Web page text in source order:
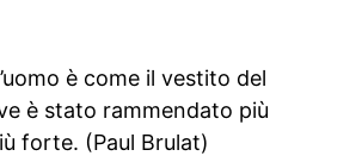
è come il vestito del
è stato rammendato più
forte. (Paul Brulat)